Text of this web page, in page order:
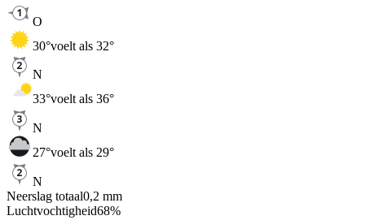
O
30°voelt als 32°
N
33°voelt als 36°
N
27°voelt als 29°
N
Neerslag totaal0,2 mm
Luchtvochtigheid68%